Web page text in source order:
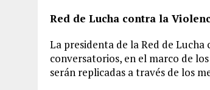
Red de Lucha contra la
La presidenta de la Red de
conversatorios, en el marco de
serán replicadas a través de los